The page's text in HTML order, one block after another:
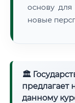
основу для
новые
🏛
предлагает
данному